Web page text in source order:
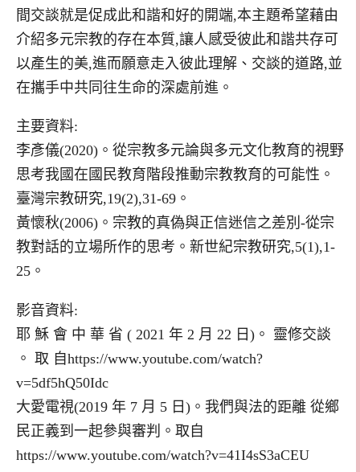
間交談就是促成此和諧和好的開端,本主題希望藉由
介紹多元宗教的存在本質,讓人感受彼此和諧共存可
以產生的美,進而願意走入彼此理解、交談的道路,並
在攜手中共同往生命的深處前進。
主要資料:
李彥儀(2020)。從宗教多元論與多元文化教育的視野
思考我國在國民教育階段推動宗教教育的可能性。
臺灣宗教研究,19(2),31-69。
黃懷秋(2006)。宗教的真偽與正信迷信之差別-從宗
教對話的立場所作的思考。新世紀宗教研究,5(1),1-
25。
影音資料:
耶 穌 會 中 華 省 ( 2021 年 2 月 22 日)。 靈修交談
。 取 自https://www.youtube.com/watch?
v=5df5hQ50Idc
大愛電視(2019 年 7 月 5 日)。我們與法的距離 從鄉
民正義到一起參與審判。取自
https://www.youtube.com/watch?v=41I4sS3aCEU